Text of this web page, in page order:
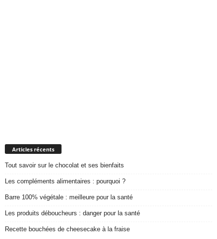
Articles récents
Tout savoir sur le chocolat et ses bienfaits
Les compléments alimentaires : pourquoi ?
Barre 100% végétale : meilleure pour la santé
Les produits déboucheurs : danger pour la santé
Recette bouchées de cheesecake à la fraise